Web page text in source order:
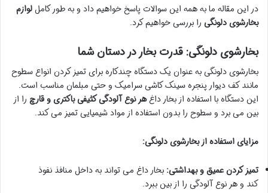
در این مقاله ما به همه این سوالات پاسخ خواهیم داد و به طور کامللوازم
بخارشوی دلونگی را بررسی خواهیم کرد.
بخارشوی دلونگی: قدرت بخار در دستان شما
بخارشوی دلونگی به عنوان یک دستگاه چندکاره برای تمیز کردن انواع سطوح
مانند کف دیوار پنجره سینک کاشی سرامیک و حتی مبلمان مناسب است.
این دستگاه با استفاده از بخار داغهر نوع آلودگی کثیفی باکتری و قارچ را از
بین می برد و سطوح را بدون استفاده از مواد شیمیایی تمیز می کند.
مزایای استفاده از بخارشوی دلونگی:
تمیز کردن عمیق و بهداشتی: بخار داغ می تواند به داخل منافذ نفوذ
کند و هر نوع آلودگی را از بین ببرد.